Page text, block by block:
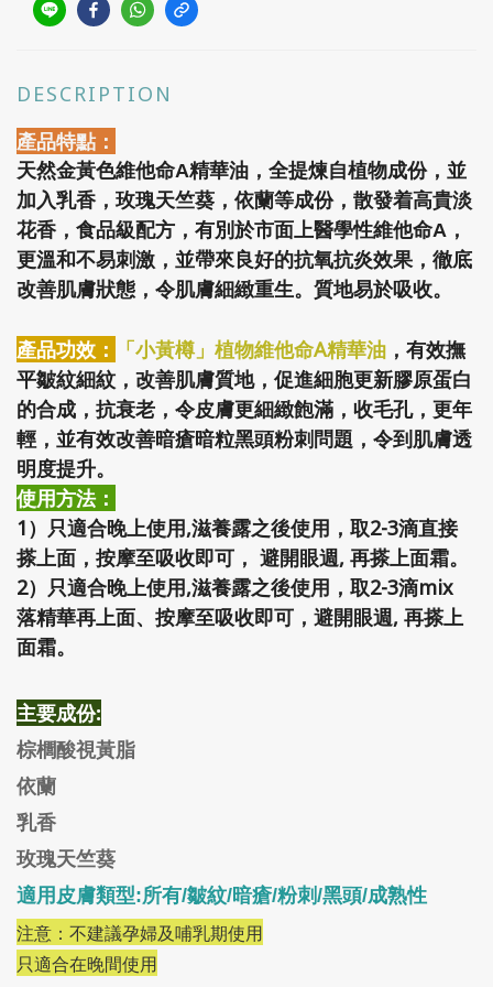
DESCRIPTION
產品特點：
天然金黃色維他命A精華油，全提煉自植物成份，並
加入乳香，玫瑰天竺葵，依蘭等成份，散發着高貴淡
花香，食品級配方，有別於市面上醫學性維他命A，
更溫和不易刺激，並帶來良好的抗氧抗炎效果，徹底
改善肌膚狀態，令肌膚細緻重生。質地易於吸收。
產品功效： 「小黃樽」植物維他命A精華油 ，有效撫
平皺紋細紋，改善肌膚質地，促進細胞更新膠原蛋白
的合成，抗衰老，令皮膚更細緻飽滿，收毛孔，更年
輕，並有效改善暗瘡暗粒黑頭粉刺問題，令到肌膚透
明度提升。
使用方法：
1）只適合晚上使用,滋養露之後使用，取2-3滴直接
搽上面，按摩至吸收即可， 避開眼週, 再搽上面霜。
2）只適合晚上使用,滋養露之後使用，取2-3滴mix
落精華再上面、按摩至吸收即可， 避開眼週, 再搽上
面霜。
主要成份:
棕櫚酸視黃脂
依蘭
乳香
玫瑰天竺葵
適用皮膚類型:所有/皺紋/暗瘡/粉刺/黑頭/成熟性
注意：不建議孕婦及哺乳期使用
只適合在晚間使用